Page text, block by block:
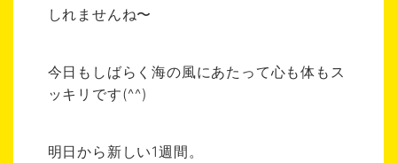
しれませんね〜
今日もしばらく海の風にあたって心も体もス
ッキリです(^^)
明日から新しい1週間。